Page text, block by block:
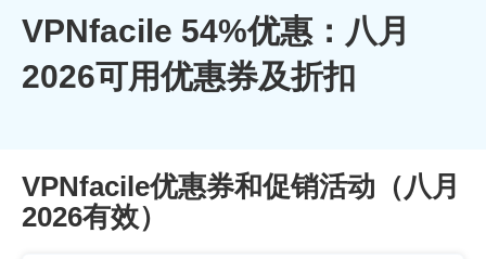
VPNfacile 54%优惠：八月
2026可用优惠券及折扣
VPNfacile优惠券和促销活动（八月
2026有效）